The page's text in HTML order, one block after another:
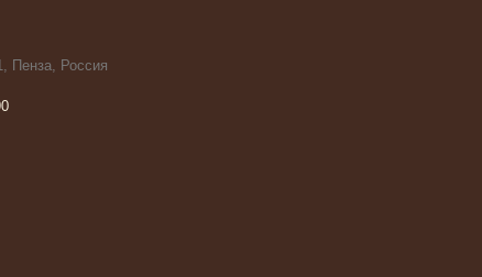
Пенза, Россия